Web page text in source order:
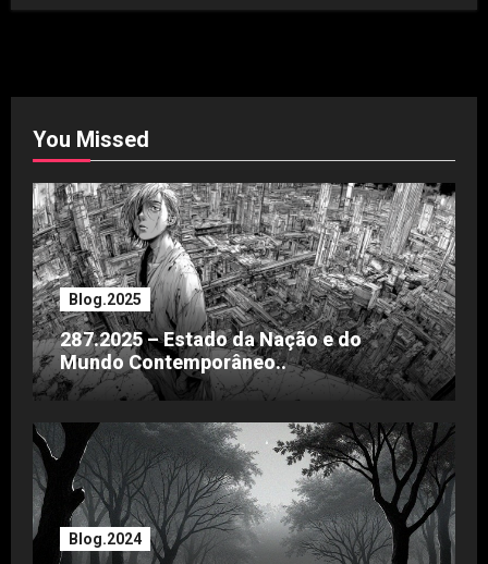
You Missed
Blog.2025
287.2025 – Estado da Nação e do
Mundo Contemporâneo..
Blog.2024